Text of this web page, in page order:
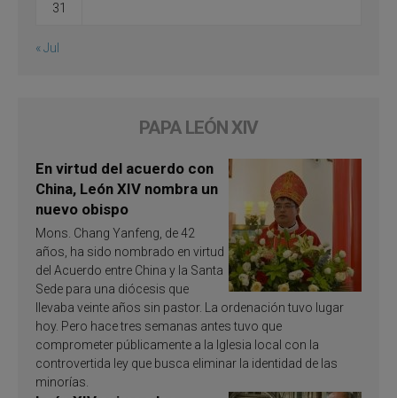
31
« Jul
PAPA LEÓN XIV
En virtud del acuerdo con
China, León XIV nombra un
nuevo obispo
Mons. Chang Yanfeng, de 42
años, ha sido nombrado en virtud
del Acuerdo entre China y la Santa
Sede para una diócesis que
llevaba veinte años sin pastor. La ordenación tuvo lugar
hoy. Pero hace tres semanas antes tuvo que
comprometer públicamente a la Iglesia local con la
controvertida ley que busca eliminar la identidad de las
minorías.